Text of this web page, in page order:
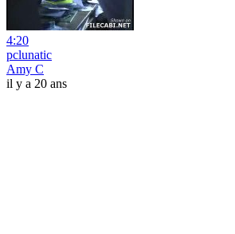
4:20
pclunatic
Amy C
il y a 20 ans